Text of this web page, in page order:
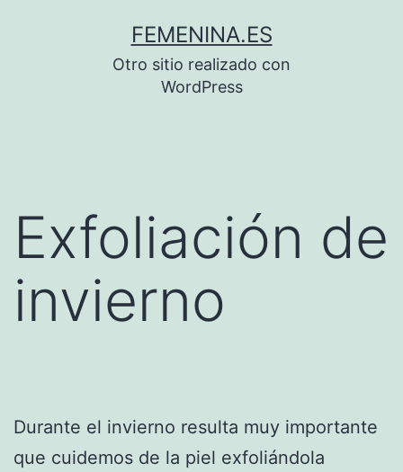
FEMENINA.ES
Otro sitio realizado con
WordPress
Exfoliación de
invierno
Durante el invierno resulta muy importante
que cuidemos de la piel exfoliándola